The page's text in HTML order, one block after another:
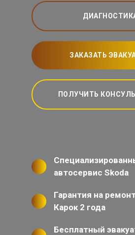
ЗАКАЗАТЬ
ПОЛУЧИТЬ
автосервис Skoda
Гарантия на
Карок 2 года
Бесплатный